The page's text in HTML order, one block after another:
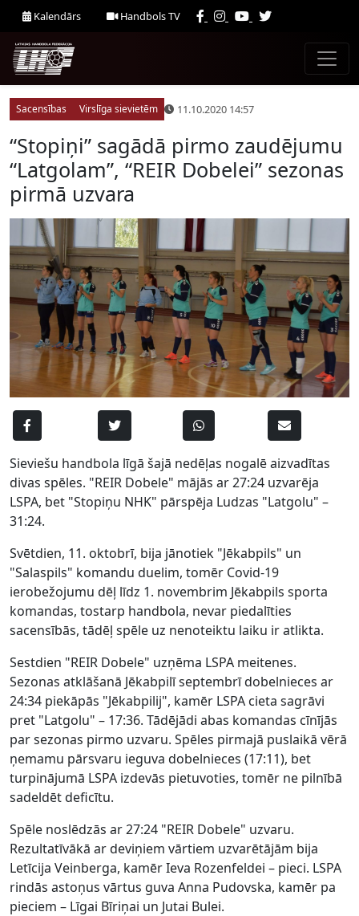
Kalendārs Handbols TV
Sacensības Virslīga sievietēm 11.10.2020 14:57
“Stopiņi” sagādā pirmo zaudējumu
“Latgolam”, “REIR Dobelei” sezonas
pirmā uzvara
Sieviešu handbola līgā šajā nedēļas nogalē aizvadītas
divas spēles. "REIR Dobele" mājās ar 27:24 uzvarēja
LSPA, bet "Stopiņu NHK" pārspēja Ludzas "Latgolu" –
31:24.
Svētdien, 11. oktobrī, bija jānotiek "Jēkabpils" un
"Salaspils" komandu duelim, tomēr Covid-19
ierobežojumu dēļ līdz 1. novembrim Jēkabpils sporta
komandas, tostarp handbola, nevar piedalīties
sacensībās, tādēļ spēle uz nenoteiktu laiku ir atlikta.
Sestdien "REIR Dobele" uzņēma LSPA meitenes.
Sezonas atklāšanā Jēkabpilī septembrī dobelnieces ar
24:34 piekāpās "Jēkabpilij", kamēr LSPA cieta sagrāvi
pret "Latgolu" – 17:36. Tādējādi abas komandas cīnījās
par sezonas pirmo uzvaru. Spēles pirmajā puslaikā vērā
ņemamu pārsvaru ieguva dobelnieces (17:11), bet
turpinājumā LSPA izdevās pietuvoties, tomēr ne pilnībā
sadeldēt deficītu.
Spēle noslēdzās ar 27:24 "REIR Dobele" uzvaru.
Rezultatīvākā ar deviņiem vārtiem uzvarētājām bija
Letīcija Veinberga, kamēr Ieva Rozenfeldei – pieci. LSPA
rindās astoņus vārtus guva Anna Pudovska, kamēr pa
pieciem – Līgai Bīriņai un Jutai Bulei.